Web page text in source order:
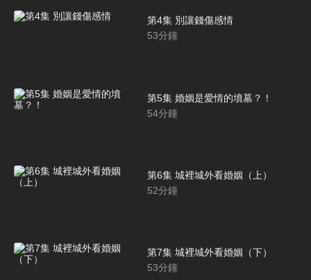
第4集 別讓錢傷感情
53分鐘
第5集 婚姻是愛情的墳墓？！
54分鐘
第6集 城裡城外看婚姻（上）
52分鐘
第7集 城裡城外看婚姻（下）
53分鐘